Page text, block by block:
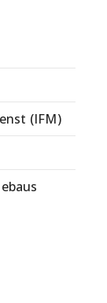
(IFM)